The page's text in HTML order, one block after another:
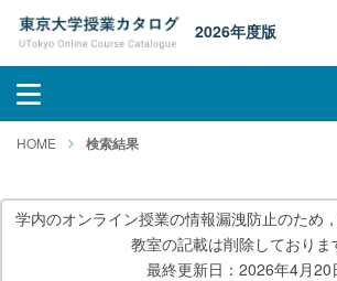
2026年度版
HOME 検索結果
学内のオンライン授業の情報漏洩防止のため
教室の記載は削除しておりま
最終更新日：2026年4月20